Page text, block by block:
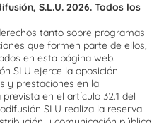
S.L.U. 2026. Todos los
tanto sobre programas
que formen parte de ellos,
en esta página web.
SLU ejerce la oposición
y prestaciones en la
en el artículo 32.1 del
SLU realiza la reserva